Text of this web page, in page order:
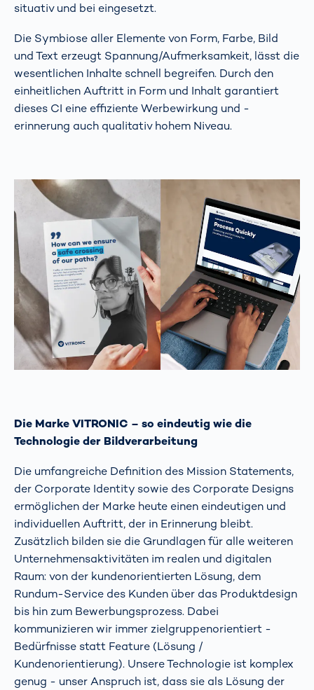
situativ und bei eingesetzt.
Die Symbiose aller Elemente von Form, Farbe, Bild
und Text erzeugt Spannung/Aufmerksamkeit, lässt die
wesentlichen Inhalte schnell begreifen. Durch den
einheitlichen Auftritt in Form und Inhalt garantiert
dieses CI eine effiziente Werbewirkung und -
erinnerung auch qualitativ hohem Niveau.
Die Marke VITRONIC – so eindeutig wie die
Technologie der Bildverarbeitung
Die umfangreiche Definition des Mission Statements,
der Corporate Identity sowie des Corporate Designs
ermöglichen der Marke heute einen eindeutigen und
individuellen Auftritt, der in Erinnerung bleibt.
Zusätzlich bilden sie die Grundlagen für alle weiteren
Unternehmensaktivitäten im realen und digitalen
Raum: von der kundenorientierten Lösung, dem
Rundum-Service des Kunden über das Produktdesign
bis hin zum Bewerbungsprozess. Dabei
kommunizieren wir immer zielgruppenorientiert -
Bedürfnisse statt Feature (Lösung /
Kundenorientierung). Unsere Technologie ist komplex
genug - unser Anspruch ist, dass sie als Lösung der